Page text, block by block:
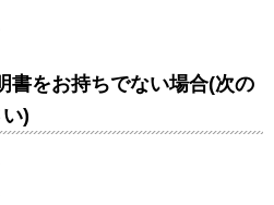
書をお持ちでない場合(次の
)